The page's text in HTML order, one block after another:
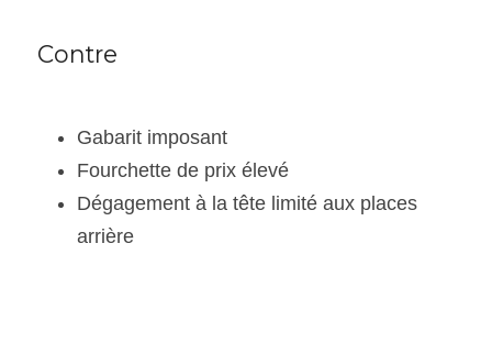
Contre
Gabarit imposant
Fourchette de prix élevé
Dégagement à la tête limité aux places
arrière